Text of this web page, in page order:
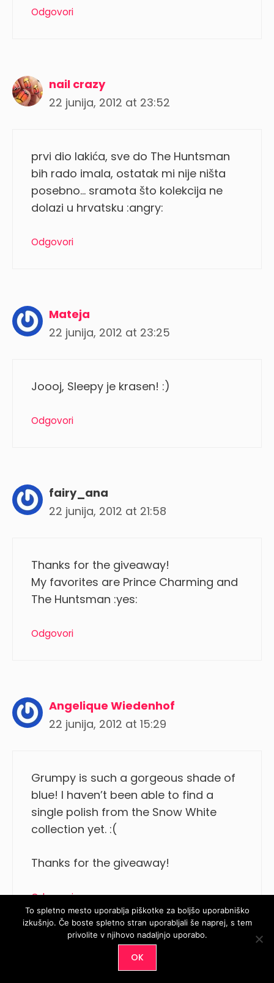
Odgovori
nail crazy
22 junija, 2012 at 23:52
prvi dio lakića, sve do The Huntsman
bih rado imala, ostatak mi nije ništa
posebno… sramota što kolekcija ne
dolazi u hrvatsku :angry:
Odgovori
Mateja
22 junija, 2012 at 23:25
Joooj, Sleepy je krasen! :)
Odgovori
fairy_ana
22 junija, 2012 at 21:58
Thanks for the giveaway!
My favorites are Prince Charming and
The Huntsman :yes:
Odgovori
Angelique Wiedenhof
22 junija, 2012 at 15:29
Grumpy is such a gorgeous shade of
blue! I haven’t been able to find a
single polish from the Snow White
collection yet. :(
Thanks for the giveaway!
Odgovori
To spletno mesto uporablja piškotke za boljšo uporabniško
izkušnjo. Če boste spletno stran uporabljali še naprej, s tem
privolite v njihovo nadaljnjo uporabo.
OK